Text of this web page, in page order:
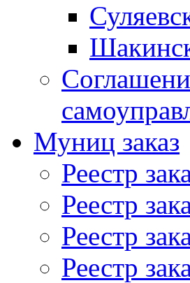
Муниц заказ
Реестр
Реестр
Реестр
Реестр